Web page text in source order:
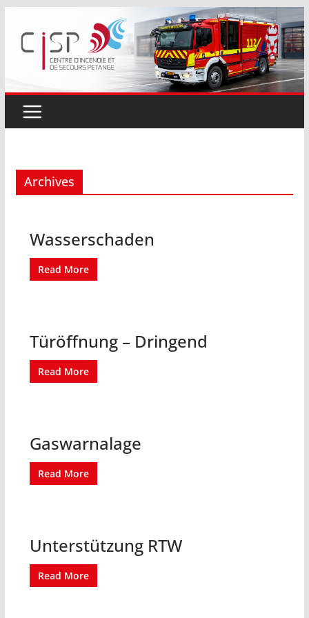
contenu
Archives
Wasserschaden
Read More
Türöffnung – Dringend
Read More
Gaswarnalage
Read More
Unterstützung RTW
Read More